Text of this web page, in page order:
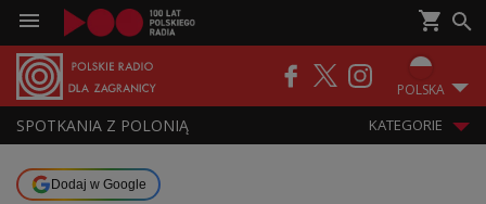
POLSKA
SPOTKANIA Z POLONIĄ KATEGORIE
Dodaj w Google